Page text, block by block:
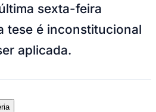
sexta-feira
tese é inconstitucional
aplicada.